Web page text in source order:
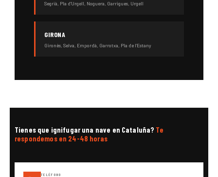
Segrià, Pla d’Urgell, Noguera, Garrigues, Urgell
GIRONA
Gironès, Selva, Empordà, Garrotxa, Pla de l’Estany
Tienes que ignifugar una nave en Cataluña? Te
respondemos en 24-48 horas
TELÉFONO